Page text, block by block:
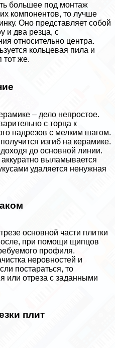
большее под монтаж
компонентов, то лучше
Оно представляет собой
и два резца, с
относительно центра.
кольцевая пила и
тот же.
– дело непростое.
с торца к
надрезов с мелким шагом.
изгиб на керамике.
до основной линии.
выламывается
удаляется ненужная
основной части плитки
при помощи щипцов
профиля.
неровностей и
постараться, то
или отреза с заданными
плит